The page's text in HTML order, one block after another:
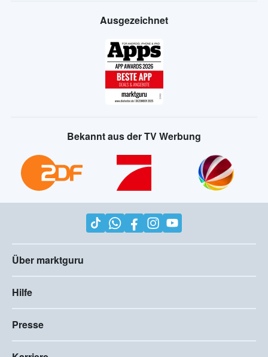
Ausgezeichnet
Bekannt aus der TV Werbung
Über marktguru
Hilfe
Presse